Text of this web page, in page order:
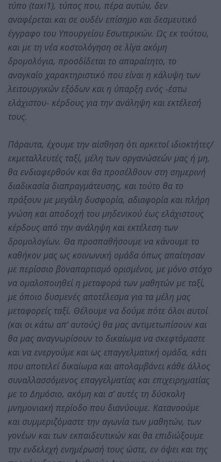
τύπο (taxi1), τύπος που, πέρα αυτών, δεν
αναφέρεται και σε ουδέν επίσημο και δεσμευτικό
έγγραφο του Υπουργείου Εσωτερικών. Ως εκ τούτου,
και με τη νέα κοστολόγηση σε λίγα ακόμη
δρομολόγια, προσδίδεται το απαραίτητο, το
αναγκαίο χαρακτηριστικό που είναι η κάλυψη των
λειτουργικών εξόδων και η ύπαρξη ενός -έστω
ελάχιστου- κέρδους για την ανάληψη και εκτέλεσή
τους.
Πάραυτα, έχουμε την αίσθηση ότι αρκετοί ιδιοκτήτες/
εκμεταλλευτές ταξί, μέλη των οργανώσεών μας ή μη,
θα ενδιαφερθούν και θα προσέλθουν στη σημερινή
διαδικασία διαπραγμάτευσης, και τούτο θα το
πράξουν με μεγάλη δυσφορία, αδιαφορία και πλήρη
γνώση και αποδοχή του μηδενικού έως ελάχιστους
κέρδους από την ανάληψη και εκτέλεση των
δρομολογίων. Θα προσπαθήσουμε να κάνουμε το
καθήκον μας ως κοινωνική ομάδα όπως απαίτησαν
με περίσσιο βοναπαρτισμό ορισμένοι, με μόνο στόχο
να ομαλοποιηθεί η μεταφορά των μαθητών με ταξί,
με όποιο δυσμενές αποτέλεσμα για τα μέλη μας
μεταφορείς ταξί. Θέλουμε να δούμε πότε όλοι αυτοί
(και οι κάτω απ’ αυτούς) θα μας αντιμετωπίσουν και
θα μας αναγνωρίσουν το δικαίωμα να σκεφτόμαστε
και να ενεργούμε και ως επαγγελματική ομάδα, κάτι
που αποτελεί δικαίωμα και απολαμβάνει κάθε άλλος
συναλλασσόμενος επαγγελματίας και επιχειρηματίας
με το Δημόσιο, ακόμη και σ’ αυτές τη δύσκολη
μνημονιακή περίοδο που διανύουμε. Κατανοούμε
και συμμεριζόμαστε την αγωνία των μαθητών, των
γονέων και των εκπαιδευτικών και θα επιδιώξουμε
την ενδελεχή ενημέρωσή τους ώστε, εν όψει και της